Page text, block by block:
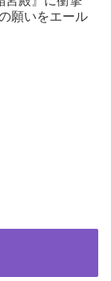
願いをエール